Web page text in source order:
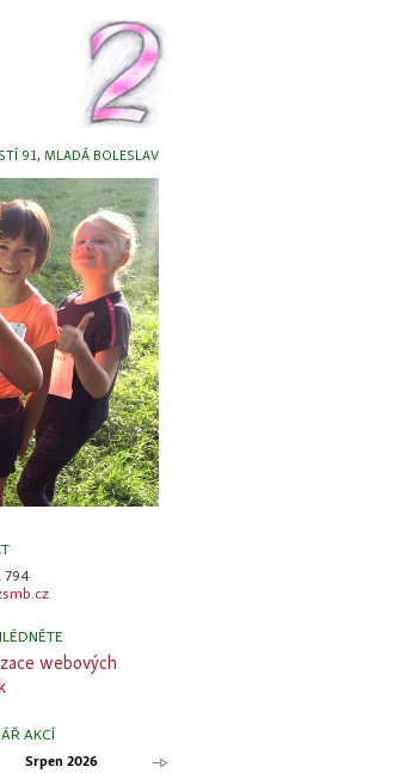
91, MLADÁ BOLESLAV
794
webových
AKCÍ
Srpen 2026